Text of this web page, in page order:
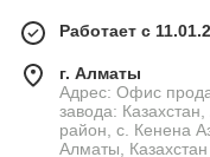
Работает с
г. Алматы
Адрес: Офис
завода:
район, ​с. Кенена
Алматы, Казахстан